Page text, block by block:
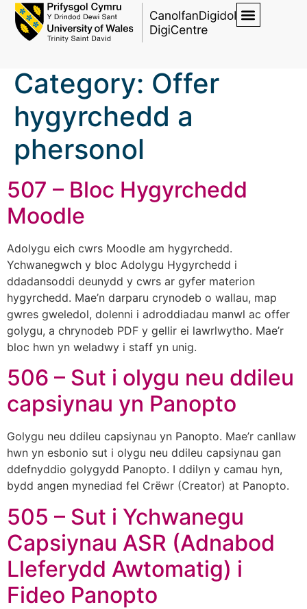
Category: Offer
hygyrchedd a
phersonol
507 – Bloc Hygyrchedd
Moodle
Adolygu eich cwrs Moodle am hygyrchedd.
Ychwanegwch y bloc Adolygu Hygyrchedd i
ddadansoddi deunydd y cwrs ar gyfer materion
hygyrchedd. Mae’n darparu crynodeb o wallau, map
gwres gweledol, dolenni i adroddiadau manwl ac offer
golygu, a chrynodeb PDF y gellir ei lawrlwytho. Mae’r
bloc hwn yn weladwy i staff yn unig.
506 – Sut i olygu neu ddileu
capsiynau yn Panopto
Golygu neu ddileu capsiynau yn Panopto. Mae’r canllaw
hwn yn esbonio sut i olygu neu ddileu capsiynau gan
ddefnyddio golygydd Panopto. I ddilyn y camau hyn,
bydd angen mynediad fel Crëwr (Creator) at Panopto.
505 – Sut i Ychwanegu
Capsiynau ASR (Adnabod
Lleferydd Awtomatig) i
Fideo Panopto